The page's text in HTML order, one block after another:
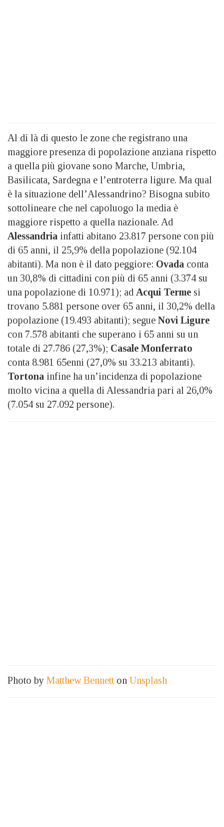
Al di là di questo le zone che registrano una
maggiore presenza di popolazione anziana rispetto
a quella più giovane sono Marche, Umbria,
Basilicata, Sardegna e l’entroterra ligure. Ma qual
è la situazione dell’Alessandrino? Bisogna subito
sottolineare che nel capoluogo la media è
maggiore rispetto a quella nazionale. Ad
Alessandria infatti abitano 23.817 persone con più
di 65 anni, il 25,9% della popolazione (92.104
abitanti). Ma non è il dato peggiore: Ovada conta
un 30,8% di cittadini con più di 65 anni (3.374 su
una popolazione di 10.971); ad Acqui Terme si
trovano 5.881 persone over 65 anni, il 30,2% della
popolazione (19.493 abitanti); segue Novi Ligure
con 7.578 abitanti che superano i 65 anni su un
totale di 27.786 (27,3%); Casale Monferrato
conta 8.981 65enni (27,0% su 33.213 abitanti).
Tortona infine ha un’incidenza di popolazione
molto vicina a quella di Alessandria pari al 26,0%
(7.054 su 27.092 persone).
Photo by Matthew Bennett on Unsplash